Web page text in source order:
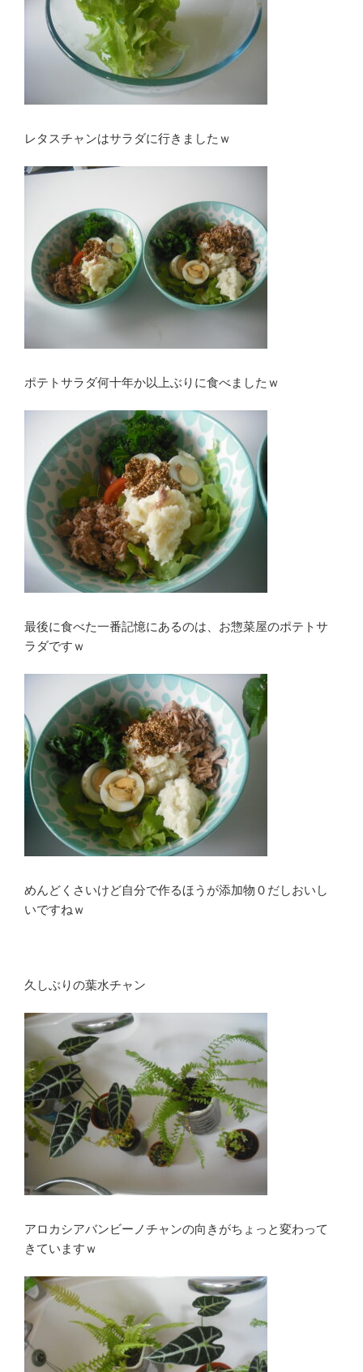
レタスチャンはサラダに行きましたｗ
ポテトサラダ何十年か以上ぶりに食べましたｗ
最後に食べた一番記憶にあるのは、お惣菜屋のポテトサ
ラダですｗ
めんどくさいけど自分で作るほうが添加物０だしおいし
いですねｗ
久しぶりの葉水チャン
アロカシアバンビーノチャンの向きがちょっと変わって
きていますｗ